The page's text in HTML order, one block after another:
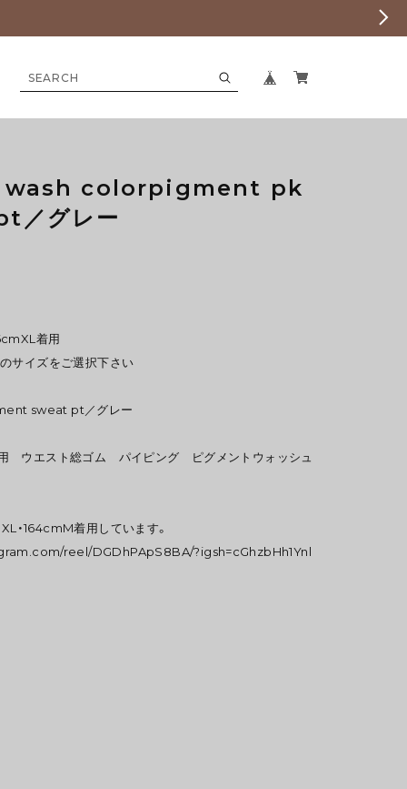
colorpigment pk
グレー
着用
サイズをご選択下さい
sweat pt／グレー
ウエスト総ゴム パイピング ピグメントウォッシュ
・164cmM着用しています。
reel/DGDhPApS8BA/?igsh=cGhzbHh1Ynl